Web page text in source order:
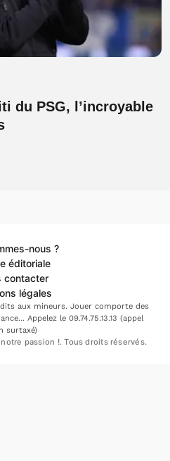
du PSG, l’incroyable
nous ?
éditoriale
contacter
légales
aux mineurs. Jouer comporte des
Appelez le 09.74.75.13.13 (appel
surtaxé)
passion !. Tous droits réservés.